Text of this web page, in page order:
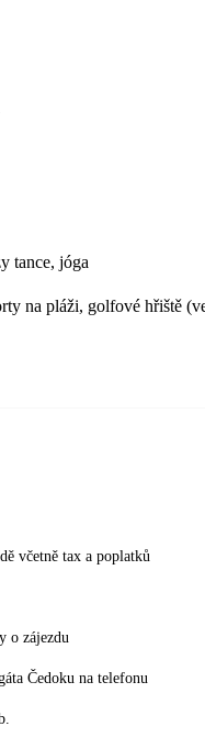
tance, jóga
na pláži, golfové hřiště
včetně tax a poplatků
o zájezdu
Čedoku na telefonu